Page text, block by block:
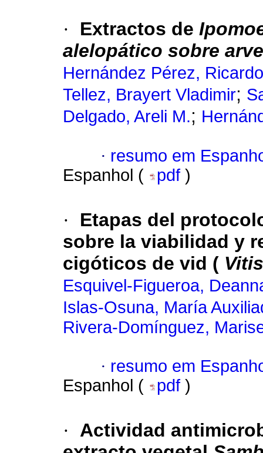
· Extractos de
alelopático sobre
Hernández Pérez, Ricardo
Tellez, Brayert Vladimir;
Delgado, Areli M.;
· resumo em
Espanhol (
pdf )
·
Etapas del
sobre la viabilidad y
cigóticos de vid (
Esquivel-Figueroa,
Islas-Osuna, María
Rivera-Domínguez,
· resumo em
Espanhol (
pdf )
·
Actividad